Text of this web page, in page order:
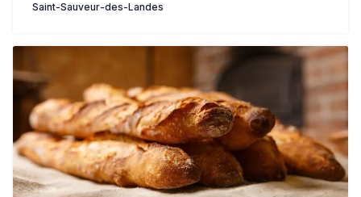
Saint-Sauveur-des-Landes